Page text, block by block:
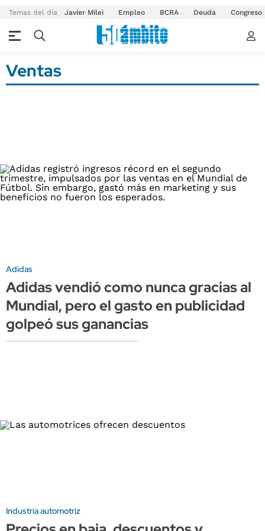
Temas del día Javier Milei Empleo BCRA Deuda Congreso
Ventas
Adidas
Adidas vendió como nunca gracias al
Mundial, pero el gasto en publicidad
golpeó sus ganancias
Industria automotriz